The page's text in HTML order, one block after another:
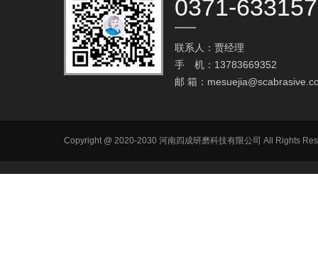
0371-
联系人：贾经理
手 机：13783669352
邮 箱：
Copyright @ 2020-2030 河南四成研磨科技有限公司 All Rights